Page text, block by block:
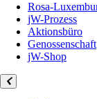
Rosa-
jW-Prozess
Aktionsbüro
Genossenschaft
jW-Shop